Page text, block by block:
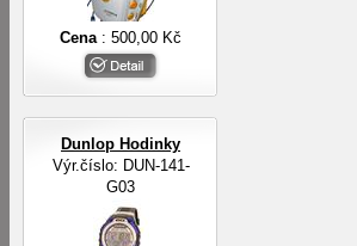
Cena : 500,00 Kč
Dunlop Hodinky
Výr.číslo: DUN-141-
G03